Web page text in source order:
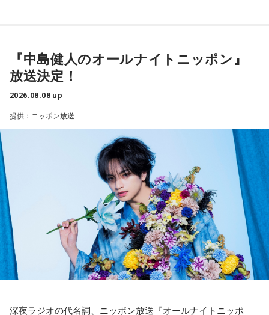
――石垣島で自主トレをともにした後輩である篠原響投手の
活躍をどうご覧になられましたか？
山田「球速がすごくて、僕も追いつけるように頑張ります」
――オールスターゲームの前に1軍へ復帰しました。ここまで
2試合に登板してみていかがですか？
山田「自分の持ち味が出せて抑えられることができたので、
そこは1番よかったのかなと思います。試合で投げる、野球が
できる感謝というのも再び感じることができましたし、野球
――今シーズンの登板はまだ2試合ですが、ヒットを1本も打
たれていないです。
山田「そうなんですか？ 何の意識もしていないです（笑）。
1イニングを無失点で抑える。どれだけピンチを作っても無失
いうのは本当にいいことなのかなと思います」
――過去2年の苦労は昨シーズンに活きていたということです
ね。
山田「活きていると思います。ウエイトトレーニングなどで
身体作りができたと思うので、結果を出さないといけないと
ころで出せたというのはよかったと思います」
――2月の南郷キャンプ終盤で右肘痛が発覚した時の心境を教
山田「痛かったですし、手術のタイミングはすごく悩んだの
ですが、3月9日に手術をさせていただいた。痛いままプレー
をしていても成績も上がらないですし、自分としても不安を
抱えながらプレーをするのは嫌だったので、できるだけ早く
手術をして、早く復帰ができるようにというので決断しまし
た」
――以前から痛みはあったのでしょうか？
『中島健人のオールナイトニッポン』
放送決定！
2026.08.08 up
提供：ニッポン放送
深夜ラジオの代名詞、ニッポン放送『オールナイトニッポ